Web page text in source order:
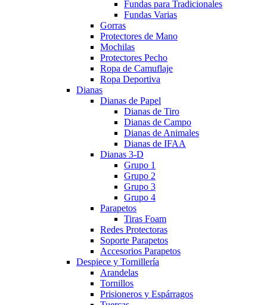
Fundas para Tradicionales
Fundas Varias
Gorras
Protectores de Mano
Mochilas
Protectores Pecho
Ropa de Camuflaje
Ropa Deportiva
Dianas
Dianas de Papel
Dianas de Tiro
Dianas de Campo
Dianas de Animales
Dianas de IFAA
Dianas 3-D
Grupo 1
Grupo 2
Grupo 3
Grupo 4
Parapetos
Tiras Foam
Redes Protectoras
Soporte Parapetos
Accesorios Parapetos
Despiece y Tornillería
Arandelas
Tornillos
Prisioneros y Espárragos